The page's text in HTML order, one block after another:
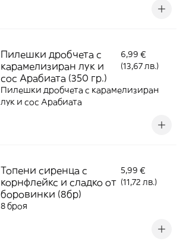
Пилешки дробчета с
карамелизиран лук и
сос Арабиата (350 гр.)
6,99 €
(13,67 лв.)
Пилешки дробчета с карамелизиран
лук и сос Арабиата
Топени сиренца с
корнфлейкс и сладко от
боровинки (8бр)
5,99 €
(11,72 лв.)
8 броя